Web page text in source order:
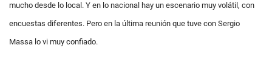
mucho desde lo local. Y en lo nacional hay un escenario muy volátil, con
encuestas diferentes. Pero en la última reunión que tuve con Sergio
Massa lo vi muy confiado.